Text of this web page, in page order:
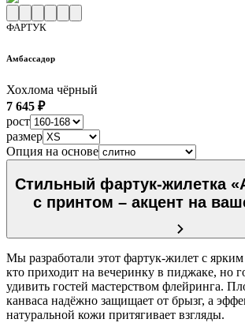
ФАРТУК
Амбассадор
Хохлома чёрный
7 645 ₽
рост
размер
Опция на основе
Стильный фартук-жилетка
с принтом – акцент на
Мы разработали этот фартук-жилет с
кто приходит на вечеринку в пиджаке, но
удивить гостей мастерством флейринга.
канваса надёжно защищает от брызг, а
натуральной кожи притягивает взгляды.